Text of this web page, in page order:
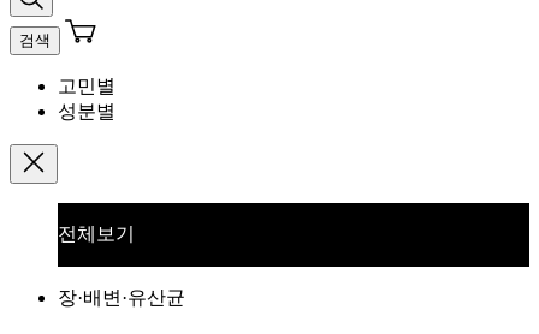
검색
고민별
성분별
전체보기
장·배변·유산균